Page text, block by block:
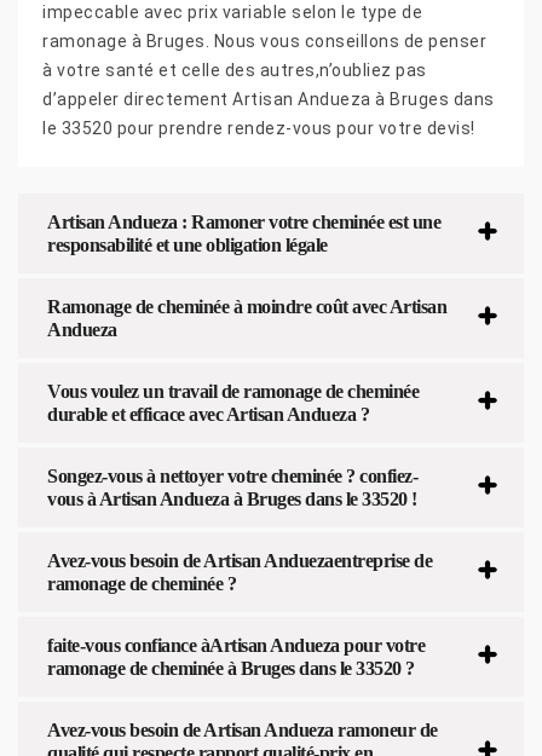
impeccable avec prix variable selon le type de
ramonage à Bruges. Nous vous conseillons de penser
à votre santé et celle des autres,n’oubliez pas
d’appeler directement Artisan Andueza à Bruges dans
le 33520 pour prendre rendez-vous pour votre devis!
Artisan Andueza : Ramoner votre cheminée est une
responsabilité et une obligation légale
Ramonage de cheminée à moindre coût avec Artisan
Andueza
Vous voulez un travail de ramonage de cheminée
durable et efficace avec Artisan Andueza ?
Songez-vous à nettoyer votre cheminée ? confiez-
vous à Artisan Andueza à Bruges dans le 33520 !
Avez-vous besoin de Artisan Anduezaentreprise de
ramonage de cheminée ?
faite-vous confiance àArtisan Andueza pour votre
ramonage de cheminée à Bruges dans le 33520 ?
Avez-vous besoin de Artisan Andueza ramoneur de